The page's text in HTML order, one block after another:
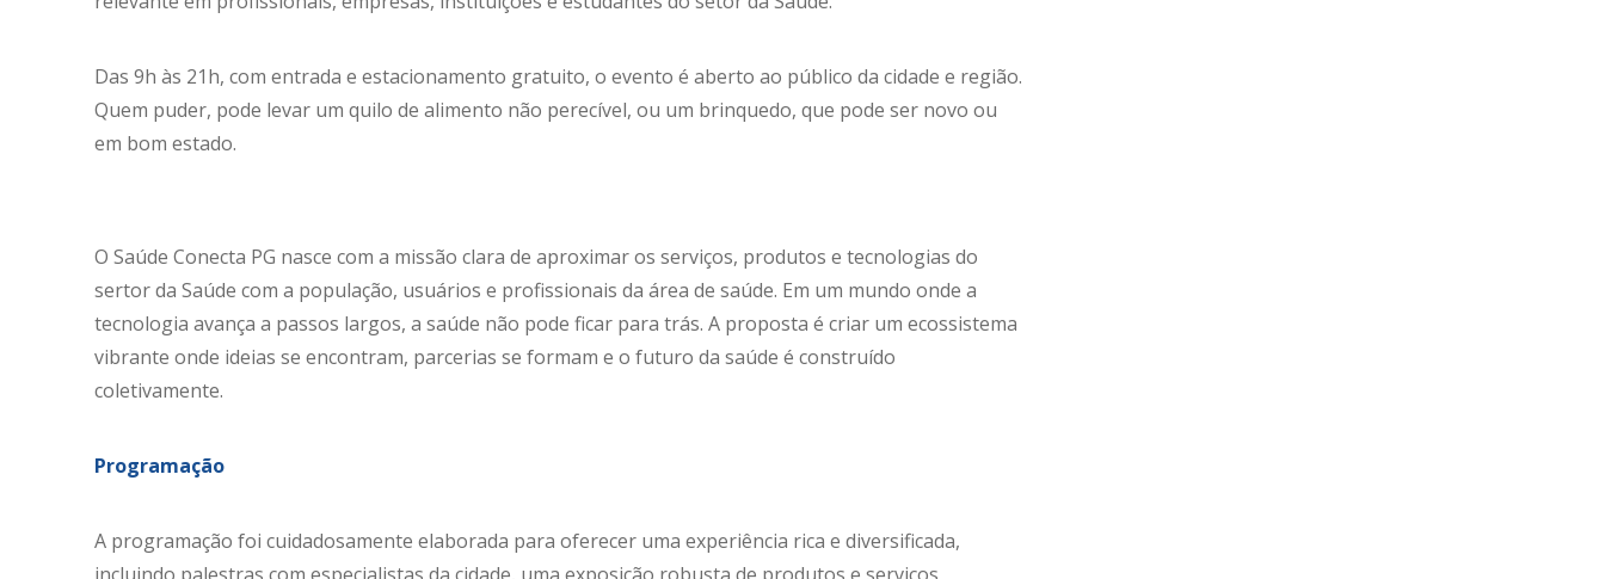
Das 9h às 21h, com entrada e estacionamento gratuito, o evento é aberto ao público da cidade e região.
Quem puder, pode levar um quilo de alimento não perecível, ou um brinquedo, que pode ser novo ou
em bom estado.
O Saúde Conecta PG nasce com a missão clara de aproximar os serviços, produtos e tecnologias do
sertor da Saúde com a população, usuários e profissionais da área de saúde. Em um mundo onde a
tecnologia avança a passos largos, a saúde não pode ficar para trás. A proposta é criar um ecossistema
vibrante onde ideias se encontram, parcerias se formam e o futuro da saúde é construído
coletivamente.
Programação
A programação foi cuidadosamente elaborada para oferecer uma experiência rica e diversificada,